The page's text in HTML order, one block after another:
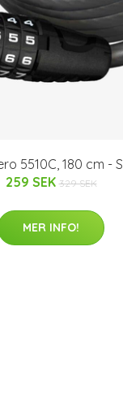
5510C, 180 cm -
259 SEK 329 SEK
MER INFO!